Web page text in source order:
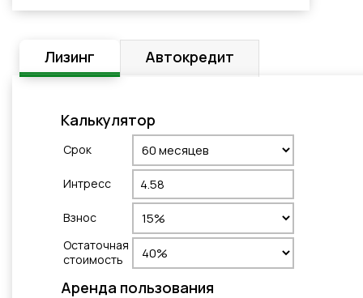
Лизинг Автокредит
Калькулятор
Cрок
Интресс
Взнос
Остаточная
стоимость
Aренда пользования